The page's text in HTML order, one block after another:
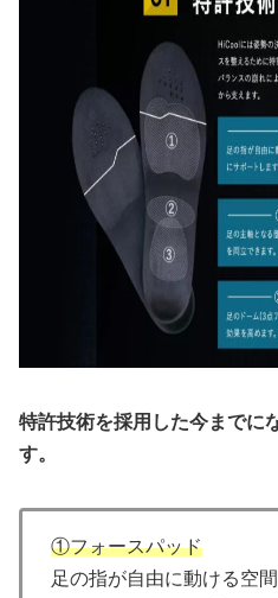
特許技術を採用した今までに
す。
①フォースパッド
足の指が自由に動ける空